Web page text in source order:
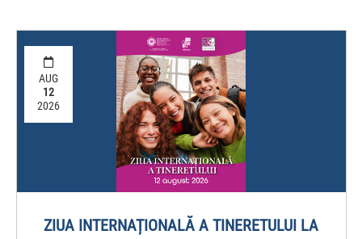
AUG
12
2026
ZIUA INTERNAȚIONALĂ A TINERETULUI LA